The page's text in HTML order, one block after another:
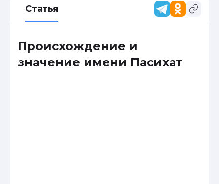
Статья
Происхождение и
значение имени Пасихат